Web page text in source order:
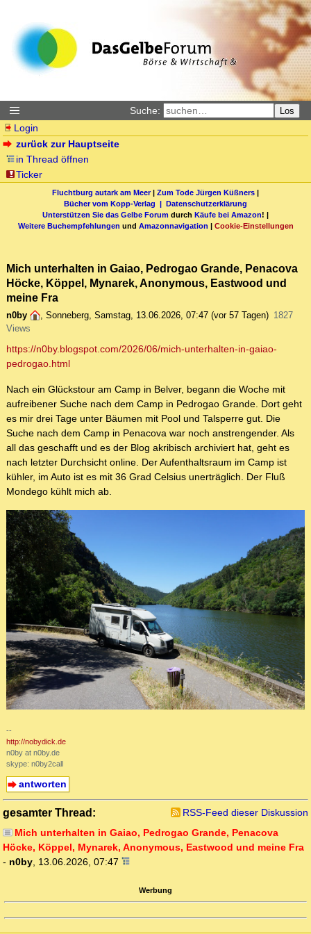
Suche: Los
Login
zurück zur Hauptseite
in Thread öffnen
Ticker
Fluchtburg autark am Meer| Zum Tode Jürgen Küßners |
Bücher vom Kopp-Verlag | Datenschutzerklärung
Unterstützen Sie das Gelbe Forum durch Käufe bei Amazon! |
Weitere Buchempfehlungen und Amazonnavigation | Cookie-Einstellungen
Mich unterhalten in Gaiao, Pedrogao Grande, Penacova
Höcke, Köppel, Mynarek, Anonymous, Eastwood und
meine Fra
n0by , Sonneberg, Samstag, 13.06.2026, 07:47 (vor 57 Tagen) 1827
Views
https://n0by.blogspot.com/2026/06/mich-unterhalten-in-gaiao-
pedrogao.html
Nach ein Glückstour am Camp in Belver, begann die Woche mit
aufreibener Suche nach dem Camp in Pedrogao Grande. Dort geht
es mir drei Tage unter Bäumen mit Pool und Talsperre gut. Die
Suche nach dem Camp in Penacova war noch anstrengender. Als
all das geschafft und es der Blog akribisch archiviert hat, geht es
nach letzter Durchsicht online. Der Aufenthaltsraum im Camp ist
kühler, im Auto ist es mit 36 Grad Celsius unerträglich. Der Fluß
Mondego kühlt mich ab.
--
http://nobydick.de
n0by at n0by.de
skype: n0by2call
antworten
gesamter Thread:
RSS-Feed dieser Diskussion
Mich unterhalten in Gaiao, Pedrogao Grande, Penacova
Höcke, Köppel, Mynarek, Anonymous, Eastwood und meine Fra
- n0by 13.06.2026, 07:47
Werbung